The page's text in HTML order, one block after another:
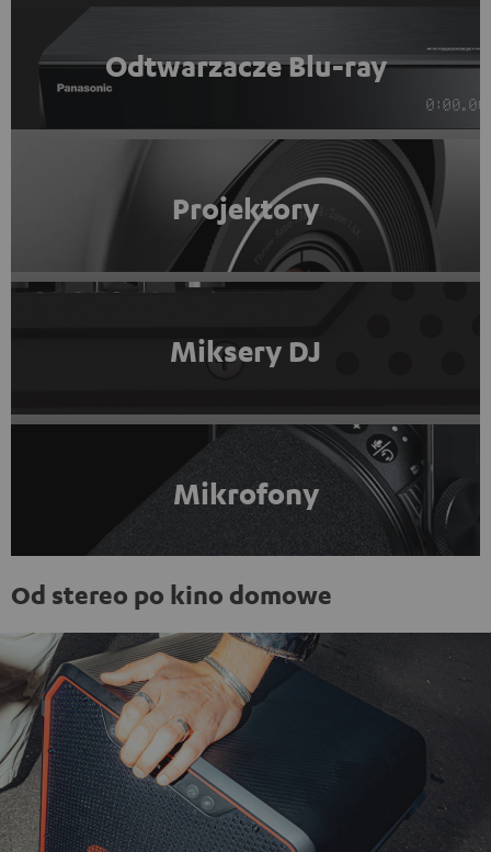
Odtwarzacze Blu-ray
Projektory
Miksery DJ
Mikrofony
Od stereo po kino domowe